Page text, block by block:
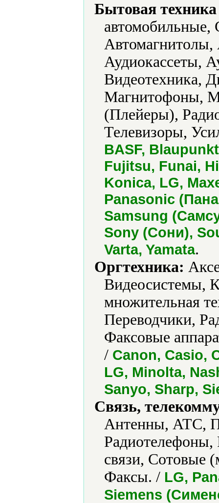
Бытовая
автомобильные,
Аудиокассеты,
Видеотехника,
Магнитофоны,
(Плейеры),
Телевизоры,
BASF,
Fujitsu, Funai,
Konica, LG,
Panasonic
Samsung
Sony (Сони),
Varta, Yamata.
Оргтехника:
Видеосистемы,
множительная
Переводчики,
Факсовые
/ Canon, Casio,
LG, Minolta,
Sanyo, Sharp,
Связь,
Антенны, АТС,
Радиотелефоны,
связи, Сотовые
Факсы. / LG,
Siemens